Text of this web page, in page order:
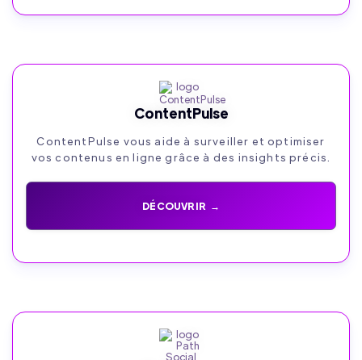
ContentPulse
ContentPulse vous aide à surveiller et optimiser
vos contenus en ligne grâce à des insights précis.
DÉCOUVRIR →